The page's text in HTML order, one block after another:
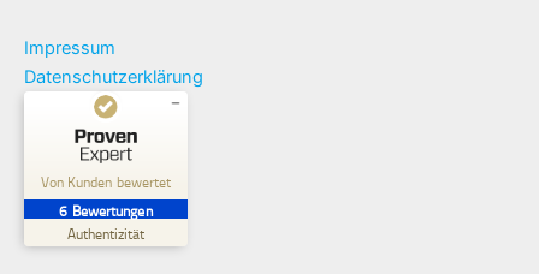
Impressum
Datenschutzerklärung
Von Kunden bewertet
6 Bewertungen
Authentizität
Kundenbewertungen und Erfahrungen zu
Kfz-Sachverständigenbüro Joachim Jahn
SEHR GUT